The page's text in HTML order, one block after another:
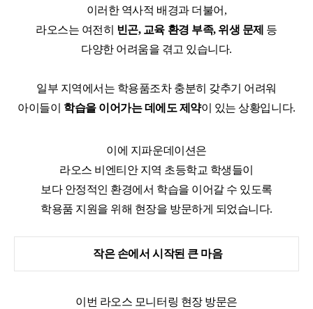
이러한 역사적 배경과 더불어 ,
라오스는 여전히 빈곤, 교육 환경 부족, 위생 문제 등
다양한 어려움을 겪고 있습니다.
일부 지역에서는 학용품조차 충분히 갖추기 어려워
아이들이 학습을 이어가는 데에도 제약이 있는 상황입니다.
이에 지파운데이션은
라오스 비엔티안 지역 초등학교 학생들이
보다 안정적인 환경에서 학습을 이어갈 수 있도록
학용품 지원을 위해 현장을 방문하게 되었습니다.
작은 손에서 시작된 큰 마음
이번 라오스 모니터링 현장 방문은